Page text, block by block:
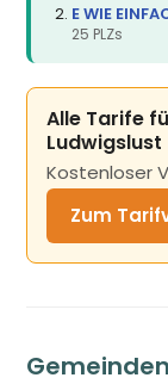
E WIE
25 PLZs
Alle Tarife
Ludwigslust
Kostenloser
Zum